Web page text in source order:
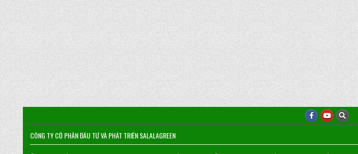
CÔNG TY CỔ PHẦN ĐẦU TƯ VÀ PHÁT TRIỂN SALALAGREEN